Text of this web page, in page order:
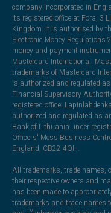
company incorporated in
its registered office at Fora, 3
Kingdom. It is authorised by
Electronic Money Regulations
money and payment
Mastercard International.
trademarks of Mastercard
is authorized and regulated
Financial Supervisory
registered office:
authorized and regulated as
Bank of Lithuania under
Officers' Mess Business
England, CB22 4QH.
All trademarks, trade names,
their respective owners and
has been made to
trademarks and trade names